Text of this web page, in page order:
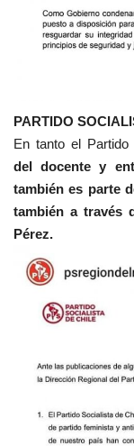
PARTIDO
En tanto el
del docente y
también es parte
también a través
Pérez.